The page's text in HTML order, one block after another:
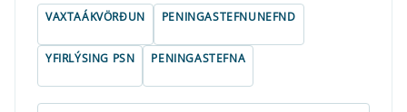
VAXTAÁKVÖRÐUN PENINGASTEFNUNEFND
YFIRLÝSING PSN PENINGASTEFNA